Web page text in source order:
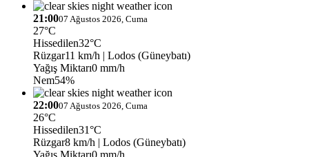
21:0007 Ağustos 2026, Cuma
27°C
Hissedilen32°C
Rüzgar11 km/h | Lodos (Güneybatı)
Yağış Miktarı0 mm/h
Nem54%
22:0007 Ağustos 2026, Cuma
26°C
Hissedilen31°C
Rüzgar8 km/h | Lodos (Güneybatı)
Yağış Miktarı0 mm/h